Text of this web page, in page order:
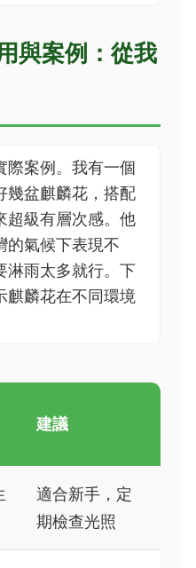
與案例：從我
際案例。我有一個
幾盆麒麟花，搭配
超級有層次感。他
的氣候下表現不
淋雨太多就行。下
麒麟花在不同環境
建議
適合新手，定
期檢查光照